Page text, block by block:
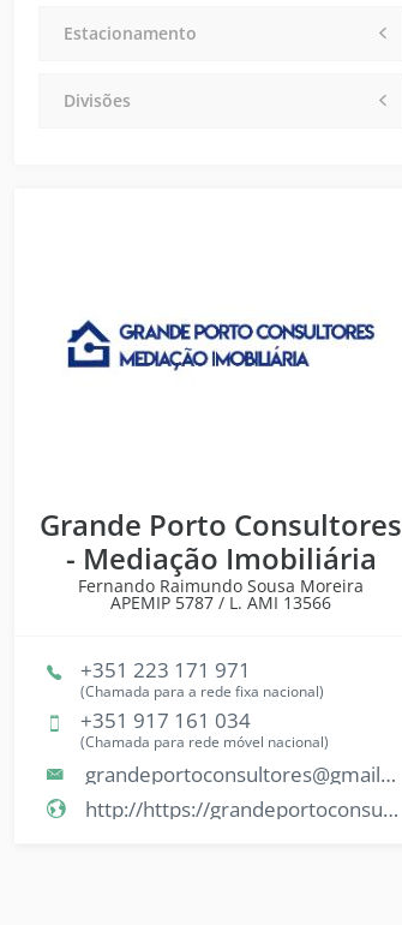
Estacionamento
Divisões
Grande Porto Consultores
- Mediação Imobiliária
Fernando Raimundo Sousa Moreira
APEMIP 5787 / L. AMI 13566
+351 223 171 971
(Chamada para a rede fixa nacional)
+351 917 161 034
(Chamada para rede móvel nacional)
grandeportoconsultores@gmail.com
http://https://grandeportoconsultores.com